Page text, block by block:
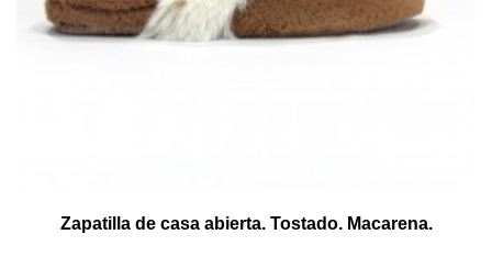
Zapatilla de casa abierta. Tostado. Macarena.